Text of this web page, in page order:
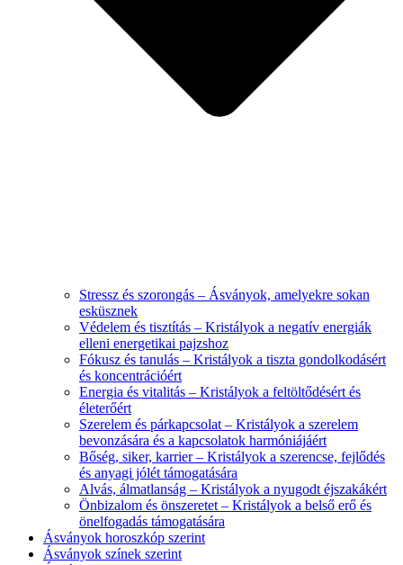
Stressz és szorongás – Ásványok, amelyekre sokan
esküsznek
Védelem és tisztítás – Kristályok a negatív energiák
elleni energetikai pajzshoz
Fókusz és tanulás – Kristályok a tiszta gondolkodásért
és koncentrációért
Energia és vitalitás – Kristályok a feltöltődésért és
életerőért
Szerelem és párkapcsolat – Kristályok a szerelem
bevonzására és a kapcsolatok harmóniájáért
Bőség, siker, karrier – Kristályok a szerencse, fejlődés
és anyagi jólét támogatására
Alvás, álmatlanság – Kristályok a nyugodt éjszakákért
Önbizalom és önszeretet – Kristályok a belső erő és
önelfogadás támogatására
Ásványok horoszkóp szerint
Ásványok színek szerint